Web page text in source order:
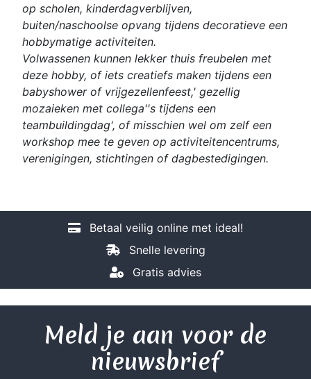
op scholen, kinderdagverblijven,
buiten/naschoolse opvang tijdens decoratieve een
hobbymatige activiteiten.
Volwassenen kunnen lekker thuis freubelen met
deze hobby, of iets creatiefs maken tijdens een
babyshower of vrijgezellenfeest,' gezellig
mozaieken met collega''s tijdens een
teambuildingdag', of misschien wel om zelf een
workshop mee te geven op activiteitencentrums,
verenigingen, stichtingen of dagbestedigingen.
Betaal veilig online met ideal!
Snelle levering
Gratis advies
Meld je aan voor de
nieuwsbrief